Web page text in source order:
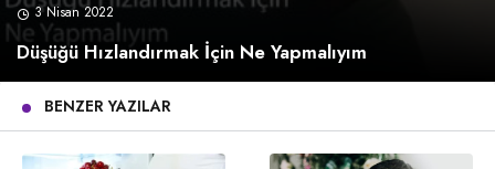
3 Nisan 2022
Düşüğü Hızlandırmak İçin Ne Yapmalıyım
BENZER YAZILAR